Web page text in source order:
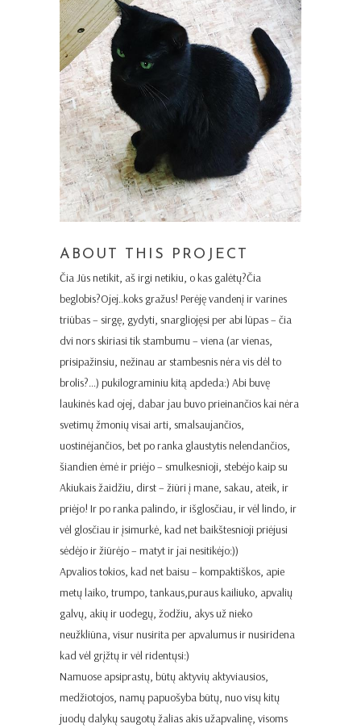
ABOUT THIS PROJECT
Čia Jūs netikit, aš irgi netikiu, o kas galėtų?Čia
beglobis?Ojej..koks gražus! Perėję vandenį ir varines
triūbas – sirgę, gydyti, snargliojęsi per abi lūpas – čia
dvi nors skiriasi tik stambumu – viena (ar vienas,
prisipažinsiu, nežinau ar stambesnis nėra vis dėl to
brolis?…) pukilograminiu kitą apdeda:) Abi buvę
laukinės kad ojej, dabar jau buvo prieinančios kai nėra
svetimų žmonių visai arti, smalsaujančios,
uostinėjančios, bet po ranka glaustytis nelendančios,
šiandien ėmė ir priėjo – smulkesnioji, stebėjo kaip su
Akiukais žaidžiu, dirst – žiūri į mane, sakau, ateik, ir
priėjo! Ir po ranka palindo, ir išglosčiau, ir vėl lindo, ir
vėl glosčiau ir įsimurkė, kad net baikštesnioji priėjusi
sėdėjo ir žiūrėjo – matyt ir jai nesitikėjo:))
Apvalios tokios, kad net baisu – kompaktiškos, apie
metų laiko, trumpo, tankaus,puraus kailiuko, apvalių
galvų, akių ir uodegų, žodžiu, akys už nieko
neužkliūna, visur nusirita per apvalumus ir nusiridena
kad vėl grįžtų ir vėl ridentųsi:)
Namuose apsiprastų, būtų aktyvių aktyviausios,
medžiotojos, namų papuošyba būtų, nuo visų kitų
juodų dalykų saugotų žalias akis užapvalinę, visoms